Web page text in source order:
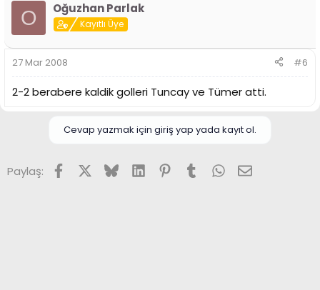
O Oğuzhan Parlak
Kayıtlı Üye
27 Mar 2008 #6
2-2 berabere kaldik golleri Tuncay ve Tümer atti.
Cevap yazmak için giriş yap yada kayıt ol.
Paylaş: FacebookX (Twitter)
BlueskyLinkedInPinterest
TumblrWhatsApp
E-posta